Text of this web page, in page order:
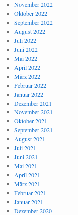
November 2022
Oktober 2022
September 2022
August 2022
Juli 2022
Juni 2022
Mai 2022
April 2022
März 2022
Februar 2022
Januar 2022
Dezember 2021
November 2021
Oktober 2021
September 2021
August 2021
Juli 2021
Juni 2021
Mai 2021
April 2021
März 2021
Februar 2021
Januar 2021
Dezember 2020